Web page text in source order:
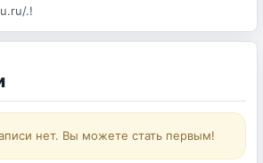
.!
нет. Вы можете стать первым!